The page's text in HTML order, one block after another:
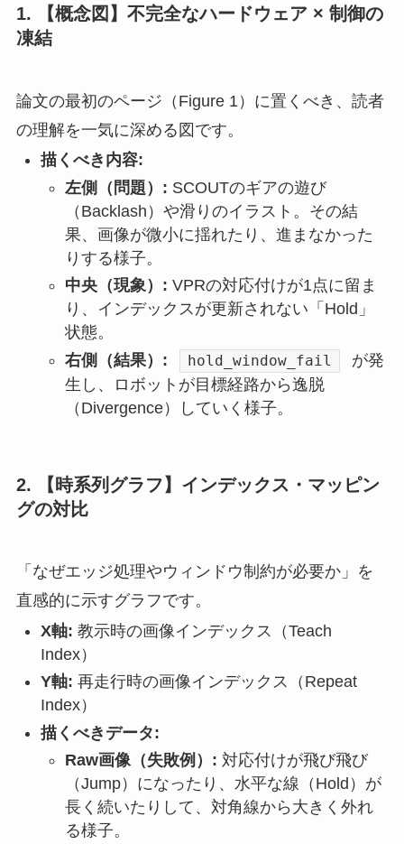
1. 【概念図】不完全なハードウェア × 制御の
凍結
論文の最初のページ（Figure 1）に置くべき、読者
の理解を一気に深める図です。
描くべき内容:
左側（問題）: SCOUTのギアの遊び
（Backlash）や滑りのイラスト。その結
果、画像が微小に揺れたり、進まなかった
りする様子。
中央（現象）: VPRの対応付けが1点に留ま
り、インデックスが更新されない「Hold」
状態。
右側（結果）:
hold_window_fail
が発
生し、ロボットが目標経路から逸脱
（Divergence）していく様子。
2. 【時系列グラフ】インデックス・マッピン
グの対比
「なぜエッジ処理やウィンドウ制約が必要か」を
直感的に示すグラフです。
X軸: 教示時の画像インデックス（Teach
Index）
Y軸: 再走行時の画像インデックス（Repeat
Index）
描くべきデータ:
Raw画像（失敗例）: 対応付けが飛び飛び
（Jump）になったり、水平な線（Hold）が
長く続いたりして、対角線から大きく外れ
る様子。